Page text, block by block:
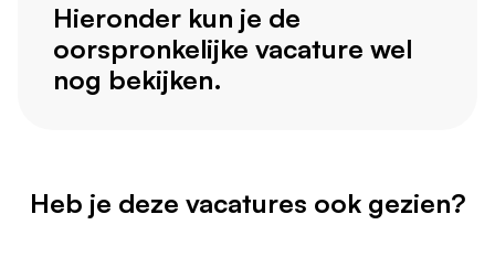
Hieronder kun je de
oorspronkelijke vacature wel
nog bekijken.
Heb je deze vacatures ook gezien?